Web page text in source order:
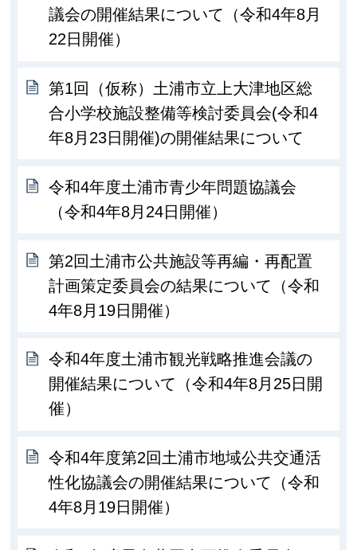
議会の開催結果について（令和4年8月
22日開催）
第1回（仮称）土浦市立上大津地区総
合小学校施設整備等検討委員会(令和4
年8月23日開催)の開催結果について
令和4年度土浦市青少年問題協議会
（令和4年8月24日開催）
第2回土浦市公共施設等再編・再配置
計画策定委員会の結果について（令和
4年8月19日開催）
令和4年度土浦市観光戦略推進会議の
開催結果について（令和4年8月25日開
催）
令和4年度第2回土浦市地域公共交通活
性化協議会の開催結果について（令和
4年8月19日開催）